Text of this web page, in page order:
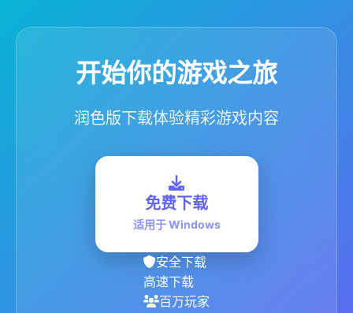
开始你的游戏之旅
润色版下载体验精彩游戏内容
免费下载
适用于 Windows
安全下载
高速下载
百万玩家